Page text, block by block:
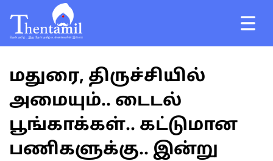
மதுரை, திருச்சியில்
அமையும்.. டைடல்
பூங்காக்கள்.. கட்டுமான
பணிகளுக்கு.. இன்று